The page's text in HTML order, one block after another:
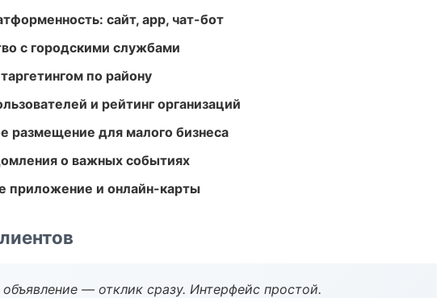
сайт, app, чат-бот
с городскими службами
по району
и рейтинг организаций
размещение для малого бизнеса
о важных событиях
приложение и онлайн-карты
— отклик сразу. Интерфейс простой.